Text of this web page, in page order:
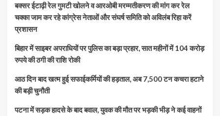
बक्सर ईटाढ़ी रेल गुमटी खोलने व आरओबी मरम्मतीकरण की मांग कर रेल
चक्का जाम कर रहे कांग्रेस नेताओं और संघर्ष समिति को अविलंब रिहा करें
प्रशासन
बिहार में साइबर अपराधियों पर पुलिस का बड़ा प्रहार, सात महीनों में 104 करोड़
रुपये की ठगी की राशि रोकी
आठ दिन बाद खत्म हुई सफाईकर्मियों की हड़ताल, अब 7,500 टन कचरा हटाने
की बड़ी चुनौती
पटना में सड़क हादसे के बाद बवाल, युवक की मौत पर भड़की भीड़ ने कई वाहनों